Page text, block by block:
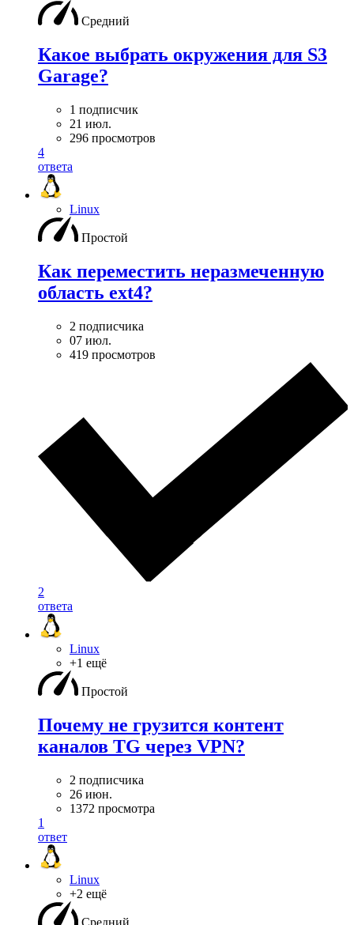
Средний
Какое выбрать окружения для S3
Garage?
1 подписчик
21 июл.
296 просмотров
4
ответа
Linux
Простой
Как переместить неразмеченную
область ext4?
2 подписчика
07 июл.
419 просмотров
2
ответа
Linux
+1 ещё
Простой
Почему не грузится контент
каналов TG через VPN?
2 подписчика
26 июн.
1372 просмотра
1
ответ
Linux
+2 ещё